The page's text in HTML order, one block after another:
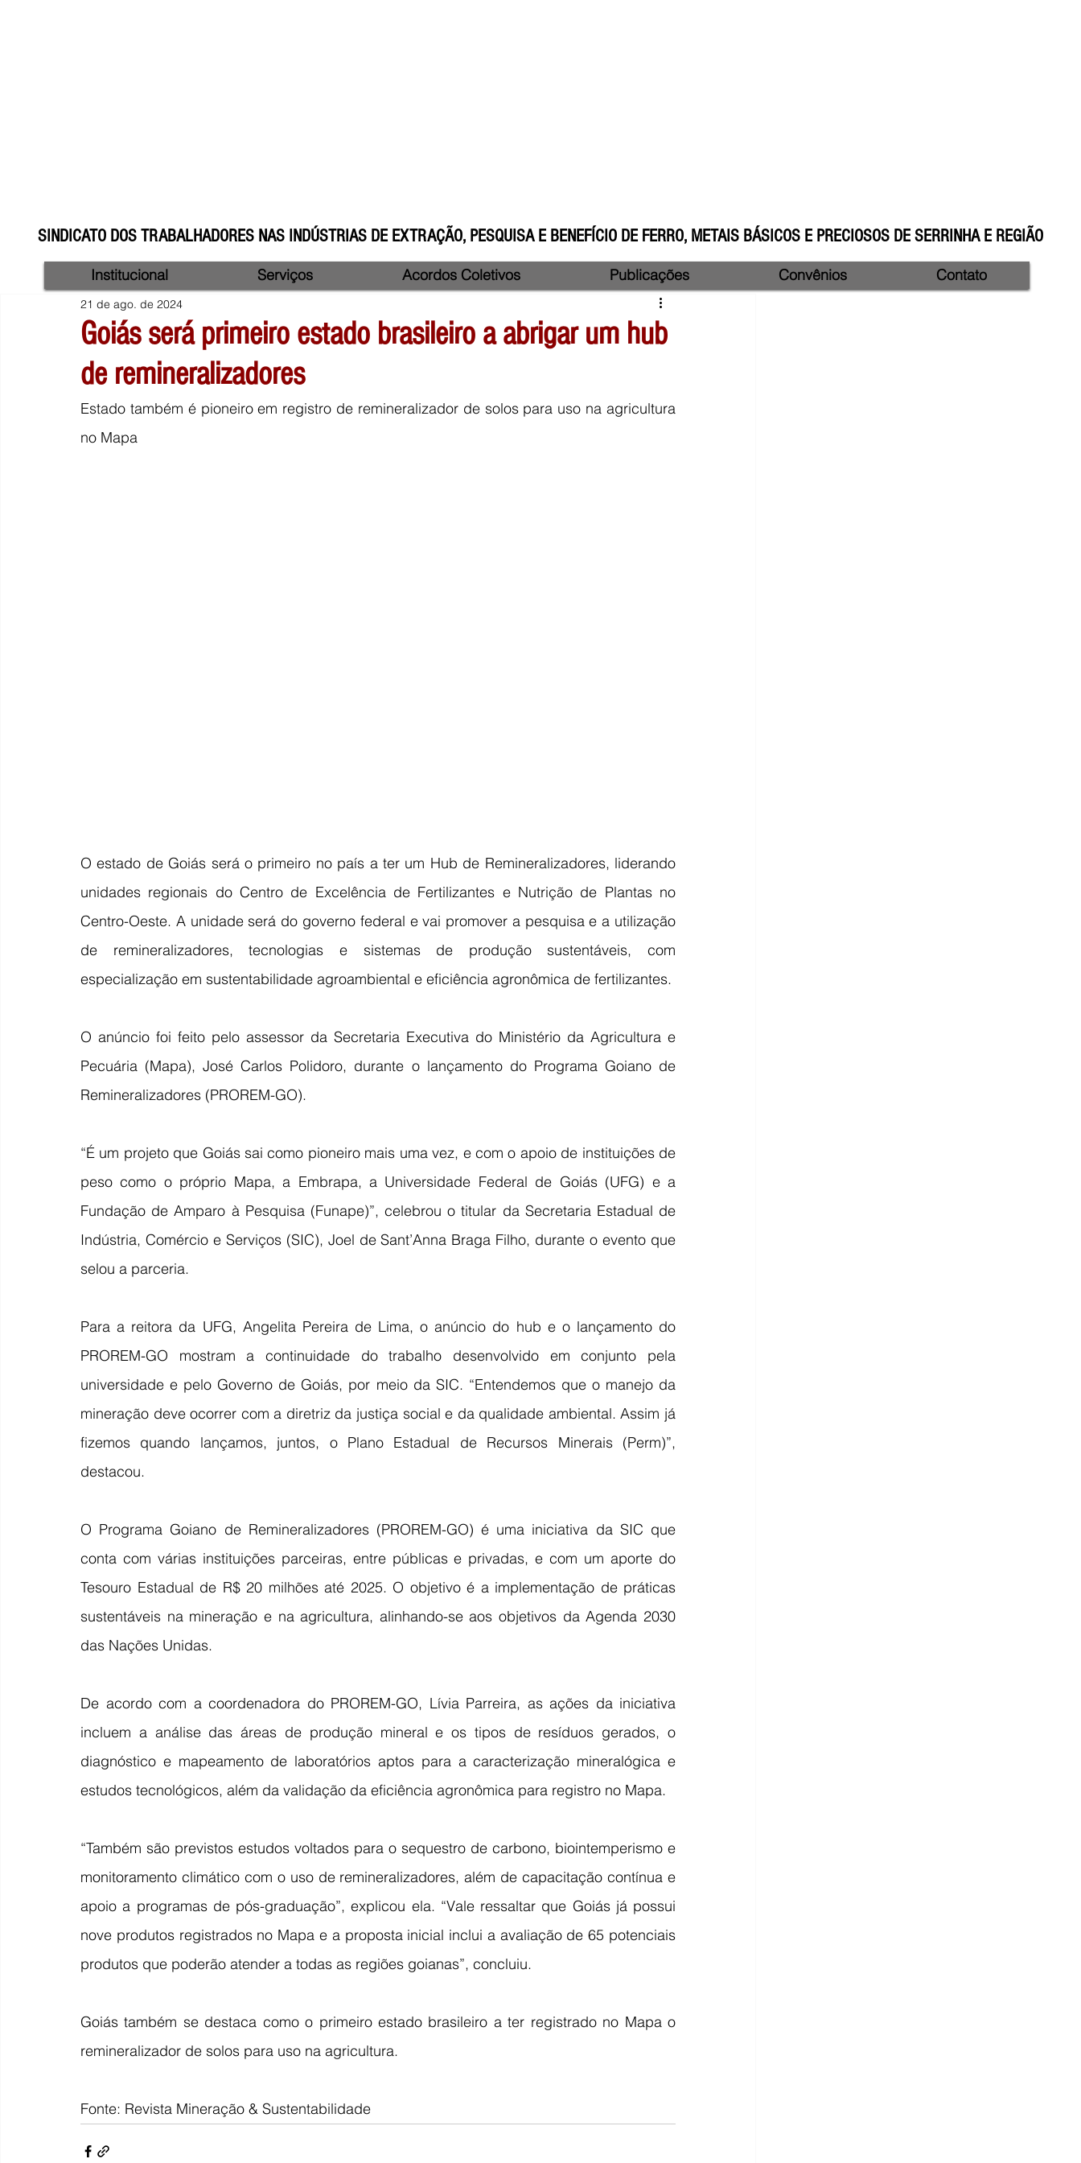
SINDICATO DOS TRABALHADORES NAS INDÚSTRIAS DE EXTRAÇÃO, PESQUISA E BENEFÍCIO DE FERRO, METAIS BÁSICOS E PRECIOSOS DE SERRINHA E REGIÃO
Goiás será primeiro estado brasileiro a abrigar um hub
de remineralizadores
21 de ago. de 2024
Estado também é pioneiro em registro de remineralizador de solos para uso na agricultura
no Mapa
O estado de Goiás será o primeiro no país a ter um Hub de Remineralizadores, liderando
unidades regionais do Centro de Excelência de Fertilizantes e Nutrição de Plantas no
Centro-Oeste. A unidade será do governo federal e vai promover a pesquisa e a utilização
de remineralizadores, tecnologias e sistemas de produção sustentáveis, com
especialização em sustentabilidade agroambiental e eficiência agronômica de fertilizantes.
O anúncio foi feito pelo assessor da Secretaria Executiva do Ministério da Agricultura e
Pecuária (Mapa), José Carlos Polidoro, durante o lançamento do Programa Goiano de
Remineralizadores (PROREM-GO).
“É um projeto que Goiás sai como pioneiro mais uma vez, e com o apoio de instituições de
peso como o próprio Mapa, a Embrapa, a Universidade Federal de Goiás (UFG) e a
Fundação de Amparo à Pesquisa (Funape)”, celebrou o titular da Secretaria Estadual de
Indústria, Comércio e Serviços (SIC), Joel de Sant’Anna Braga Filho, durante o evento que
selou a parceria.
Para a reitora da UFG, Angelita Pereira de Lima, o anúncio do hub e o lançamento do
PROREM-GO mostram a continuidade do trabalho desenvolvido em conjunto pela
universidade e pelo Governo de Goiás, por meio da SIC. “Entendemos que o manejo da
mineração deve ocorrer com a diretriz da justiça social e da qualidade ambiental. Assim já
fizemos quando lançamos, juntos, o Plano Estadual de Recursos Minerais (Perm)”,
destacou.
O Programa Goiano de Remineralizadores (PROREM-GO) é uma iniciativa da SIC que
conta com várias instituições parceiras, entre públicas e privadas, e com um aporte do
Tesouro Estadual de R$ 20 milhões até 2025. O objetivo é a implementação de práticas
sustentáveis na mineração e na agricultura, alinhando-se aos objetivos da Agenda 2030
das Nações Unidas.
De acordo com a coordenadora do PROREM-GO, Lívia Parreira, as ações da iniciativa
incluem a análise das áreas de produção mineral e os tipos de resíduos gerados, o
diagnóstico e mapeamento de laboratórios aptos para a caracterização mineralógica e
estudos tecnológicos, além da validação da eficiência agronômica para registro no Mapa.
“Também são previstos estudos voltados para o sequestro de carbono, biointemperismo e
monitoramento climático com o uso de remineralizadores, além de capacitação contínua e
apoio a programas de pós-graduação”, explicou ela. “Vale ressaltar que Goiás já possui
nove produtos registrados no Mapa e a proposta inicial inclui a avaliação de 65 potenciais
produtos que poderão atender a todas as regiões goianas”, concluiu.
Goiás também se destaca como o primeiro estado brasileiro a ter registrado no Mapa o
remineralizador de solos para uso na agricultura.
Fonte: Revista Mineração & Sustentabilidade
Institucional Serviços Acordos Coletivos Publicações Convênios Contato